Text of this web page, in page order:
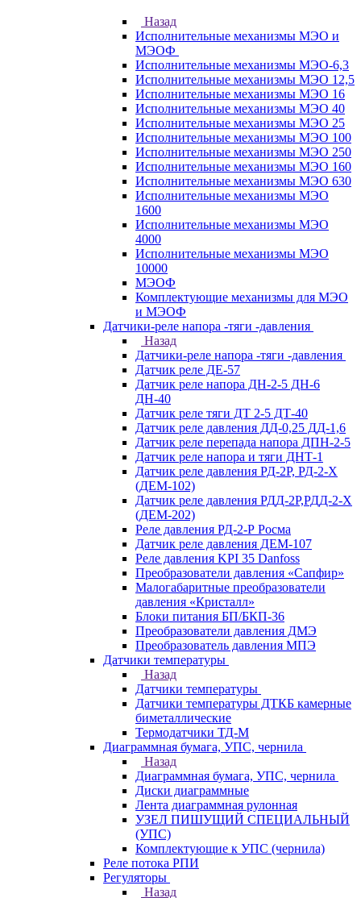
Назад
Исполнительные механизмы МЭО и
МЭОФ
Исполнительные механизмы МЭО-6,3
Исполнительные механизмы МЭО 12,5
Исполнительные механизмы МЭО 16
Исполнительные механизмы МЭО 40
Исполнительные механизмы МЭО 25
Исполнительные механизмы МЭО 100
Исполнительные механизмы МЭО 250
Исполнительные механизмы МЭО 160
Исполнительные механизмы МЭО 630
Исполнительные механизмы МЭО
1600
Исполнительные механизмы МЭО
4000
Исполнительные механизмы МЭО
10000
МЭОФ
Комплектующие механизмы для МЭО
и МЭОФ
Датчики-реле напора -тяги -давления
Назад
Датчики-реле напора -тяги -давления
Датчик реле ДЕ-57
Датчик реле напора ДН-2-5 ДН-6
ДН-40
Датчик реле тяги ДТ 2-5 ДТ-40
Датчик реле давления ДД-0,25 ДД-1,6
Датчик реле перепада напора ДПН-2-5
Датчик реле напора и тяги ДНТ-1
Датчик реле давления РД-2Р, РД-2-Х
(ДЕМ-102)
Датчик реле давления РДД-2Р,РДД-2-Х
(ДЕМ-202)
Реле давления РД-2-Р Росма
Датчик реле давления ДЕМ-107
Реле давления KPI 35 Danfoss
Преобразователи давления «Сапфир»
Малогабаритные преобразователи
давления «Кристалл»
Блоки питания БП/БКП-36
Преобразователи давления ДМЭ
Преобразователь давления МПЭ
Датчики температуры
Назад
Датчики температуры
Датчики температуры ДТКБ камерные
биметаллические
Термодатчики ТД-М
Диаграммная бумага, УПС, чернила
Назад
Диаграммная бумага, УПС, чернила
Диски диаграммные
Лента диаграммная рулонная
УЗЕЛ ПИШУЩИЙ СПЕЦИАЛЬНЫЙ
(УПС)
Комплектующие к УПС (чернила)
Реле потока РПИ
Регуляторы
Назад